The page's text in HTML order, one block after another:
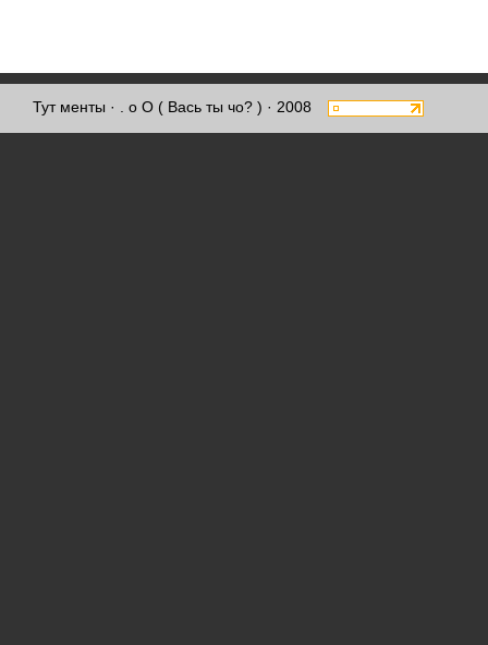
Тут менты · . о О ( Вась ты чо? ) · 2008